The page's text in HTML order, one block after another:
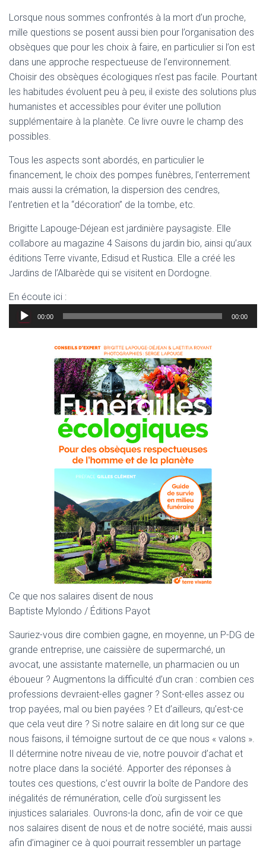
Lorsque nous sommes confrontés à la mort d’un proche,
mille questions se posent aussi bien pour l’organisation des
obsèques que pour les choix à faire, en particulier si l’on est
dans une approche respectueuse de l’environnement.
Choisir des obsèques écologiques n’est pas facile. Pourtant
les habitudes évoluent peu à peu, il existe des solutions plus
humanistes et accessibles pour éviter une pollution
supplémentaire à la planète. Ce livre ouvre le champ des
possibles.
Tous les aspects sont abordés, en particulier le
financement, le choix des pompes funèbres, l’enterrement
mais aussi la crémation, la dispersion des cendres,
l’entretien et la “décoration” de la tombe, etc.
Brigitte Lapouge-Déjean est jardinière paysagiste. Elle
collabore au magazine 4 Saisons du jardin bio, ainsi qu’aux
éditions Terre vivante, Edisud et Rustica. Elle a créé les
Jardins de l’Albarède qui se visitent en Dordogne.
En écoute ici :
Lecteur
audio
00:00 00:00
Ce que nos salaires disent de nous
Baptiste Mylondo / Éditions Payot
Sauriez-vous dire combien gagne, en moyenne, un P-DG de
grande entreprise, une caissière de supermarché, un
avocat, une assistante maternelle, un pharmacien ou un
éboueur ? Augmentons la difficulté d’un cran : combien ces
professions devraient-elles gagner ? Sont-elles assez ou
trop payées, mal ou bien payées ? Et d’ailleurs, qu’est-ce
que cela veut dire ? Si notre salaire en dit long sur ce que
nous faisons, il témoigne surtout de ce que nous « valons ».
Il détermine notre niveau de vie, notre pouvoir d’achat et
notre place dans la société. Apporter des réponses à
toutes ces questions, c’est ouvrir la boîte de Pandore des
inégalités de rémunération, celle d’où surgissent les
injustices salariales. Ouvrons-la donc, afin de voir ce que
nos salaires disent de nous et de notre société, mais aussi
afin d’imaginer ce à quoi pourrait ressembler un partage